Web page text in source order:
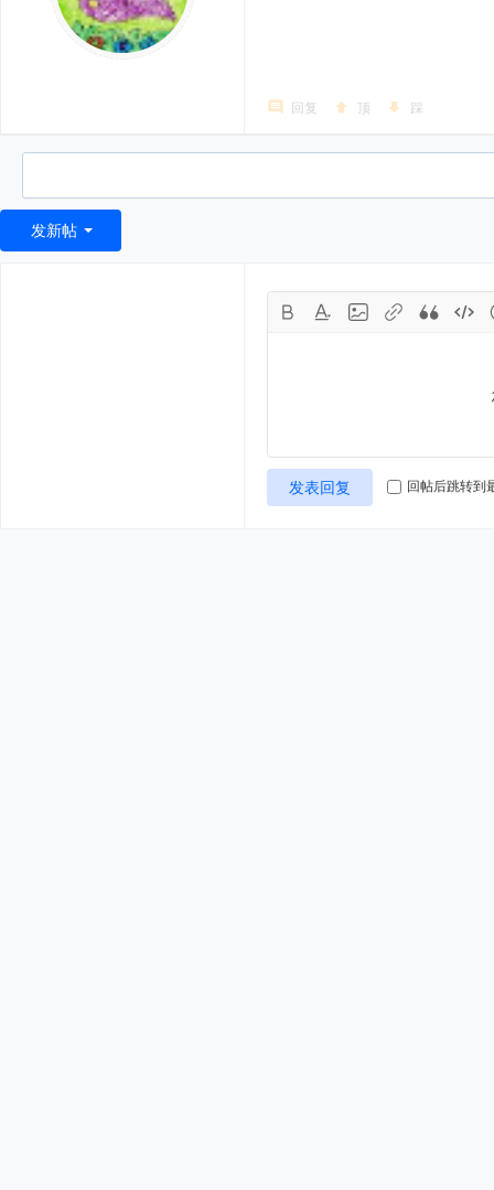
回复 顶 踩
发新帖
发表回复 回帖后跳转到